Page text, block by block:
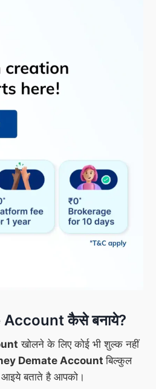
कैसे बनाये?
खोलने के लिए कोई भी शुल्क नहीं
Demate Accountबिल्कुल
बताते है आपको।